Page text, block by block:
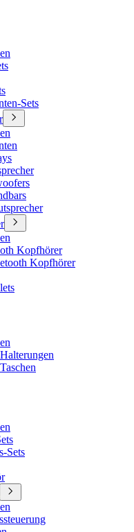
Sets
Kopfhörer
Kopfhörer
Sets